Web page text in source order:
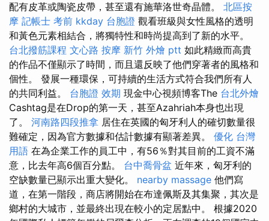
配有皮革或陶瓷皮帶，甚至還有施華洛世奇晶體。 北區按
摩 記帳士 考前 kkday 台胞證 觀看班級與女性風格的透明
和黃色元素相結合，將獨特性和時尚提高到了新的水平。
台北撥筋課程 文心路 按摩 新竹 外燴 ptt 如此精緻而高貴
的作品不僅顯示了時間，而且還反映了他們穿著者的風格和
個性。 發展一種環保，可持續的生活方式符合我們所有人
的共同利益。 台胞證 效期 現金中心視頻博客The 台北外燴
Cashtag是在Drop的第一天，甚至Azahriah本身也出現
了。 河南路四段推拿 居住在英國的匈牙利人的確切數量很
難確定，因為官方數據和估計數據有顯著差異。 優化 台灣
用語 在為企業工作的員工中，有56％對其目前的工資不滿
意，比去年高6個百分點。 台中喬骨盆 近年來，匈牙利的
空缺數量已顯示出重大變化。 nearby massage 他們寫
道，在第一階段，商店將開始在布達佩斯及其集聚，其次是
鄉村的大城市，並最終出現在較小的定居點中。 根據2020